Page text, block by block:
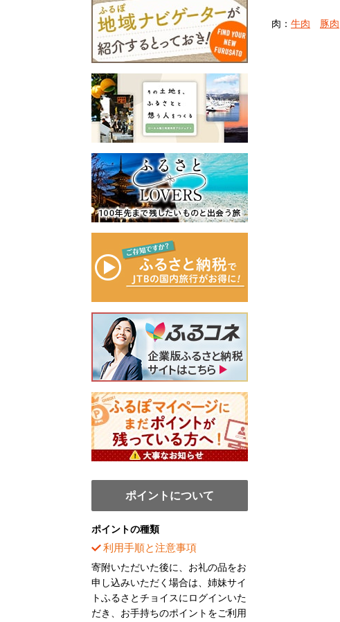
肉： 牛肉 豚肉
ポイントについて
ポイントの種類
利用手順と注意事項
寄附いただいた後に、お礼の品をお
申し込みいただく場合は、姉妹サイ
トふるさとチョイスにログインいた
だき、お手持ちのポイントをご利用